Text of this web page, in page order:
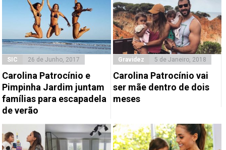
SIC 26 de Junho, 2017
Carolina Patrocínio e
Pimpinha Jardim juntam
famílias para escapadela
de verão
Gravidez 5 de Janeiro, 2018
Carolina Patrocínio vai
ser mãe dentro de dois
meses